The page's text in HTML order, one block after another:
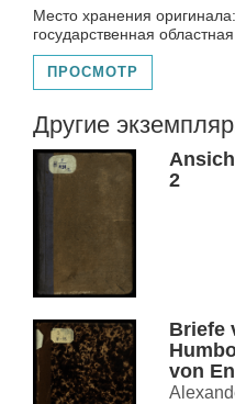
Место хранения
государственная
ПРОСМОТР
Другие
2
Briefe
von